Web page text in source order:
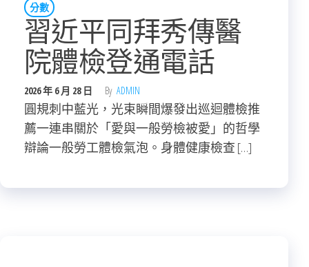
分數
習近平同拜秀傳醫
院體檢登通電話
2026 年 6 月 28 日 By ADMIN
圓規刺中藍光，光束瞬間爆發出巡迴體檢推
薦一連串關於「愛與一般勞檢被愛」的哲學
辯論一般勞工體檢氣泡。身體健康檢查 […]